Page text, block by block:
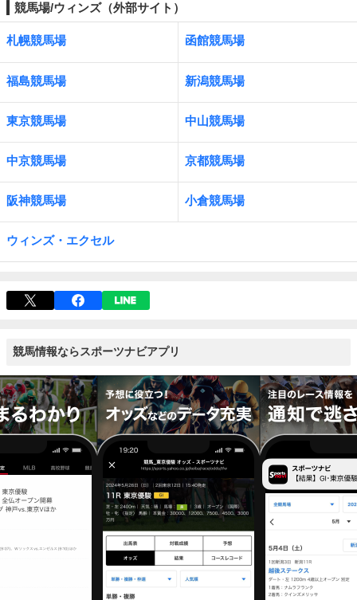
競馬場/ウィンズ（外部サイト）
札幌競馬場 函館競馬場
福島競馬場 新潟競馬場
東京競馬場 中山競馬場
中京競馬場 京都競馬場
阪神競馬場 小倉競馬場
ウィンズ・エクセル
競馬情報ならスポーツナビアプリ